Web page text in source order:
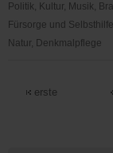
Politik, Kultur, Musik,
Fürsorge und
Natur, Denkmalpflege
Netzwerk
erste